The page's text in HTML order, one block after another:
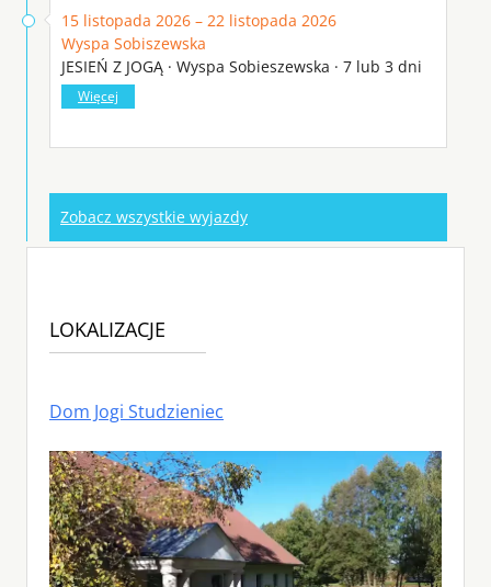
15 listopada 2026 – 22 listopada 2026
Wyspa Sobiszewska
JESIEŃ Z JOGĄ · Wyspa Sobieszewska · 7 lub 3 dni
Więcej
Zobacz wszystkie wyjazdy
LOKALIZACJE
Dom Jogi Studzieniec